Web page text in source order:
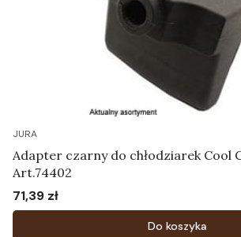
JURA
Adapter czarny do chłodziarek Cool
Art.74402
Cena
71,39 zł
Do koszyka